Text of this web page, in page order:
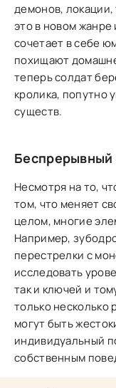
демонов, локации,
это в новом
сочетает в себе
похищают
теперь солдат
кролика, попутно
существ.
Беспрерывный
Несмотря на то,
том, что меняет
целом, многие
Например,
перестрелки с
исследовать
так и ключей и
только несколько
могут быть
индивидуальный
собственным